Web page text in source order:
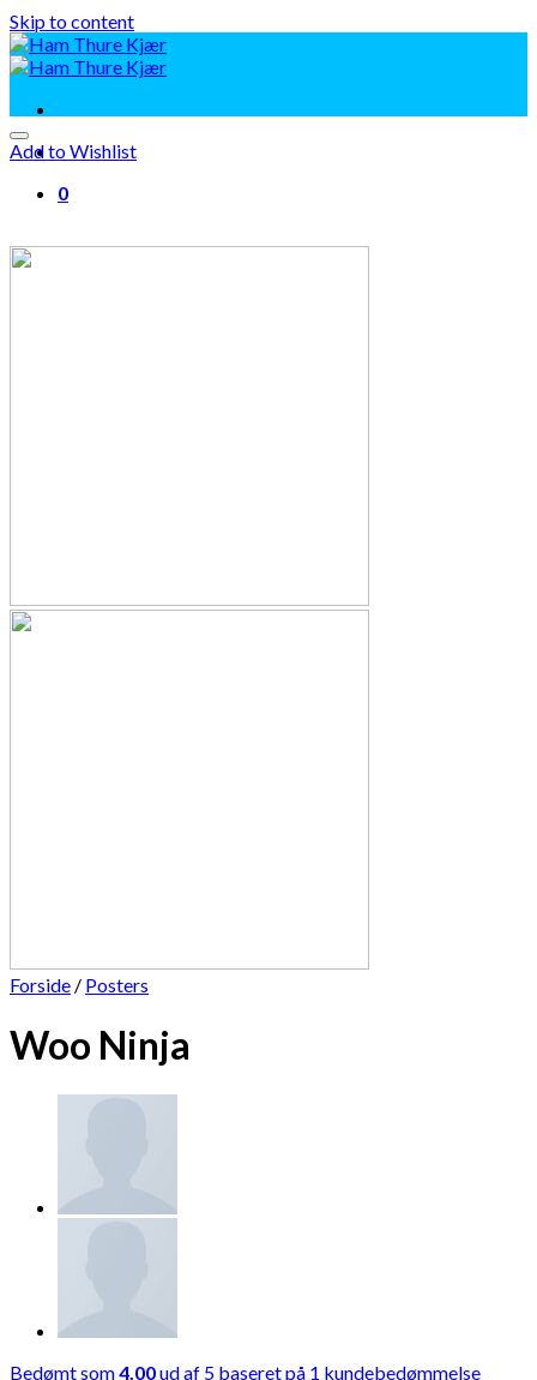
Skip to content
0
Add to Wishlist
Forside / Posters
Woo Ninja
Bedømt som4.00ud af 5 baseret på 1 kundebedømmelse